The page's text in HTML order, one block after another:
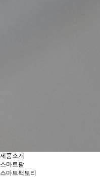
제품소개
스마트팜
스마트팩토리